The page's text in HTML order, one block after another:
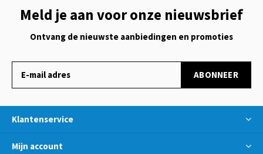
Meld je aan voor onze nieuwsbrief
Ontvang de nieuwste aanbiedingen en promoties
ABONNEER
Klantenservice
Mijn account